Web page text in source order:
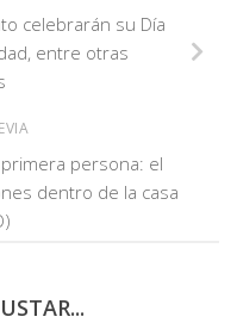
celebrarán su Día
entre otras
persona: el
dentro de la casa